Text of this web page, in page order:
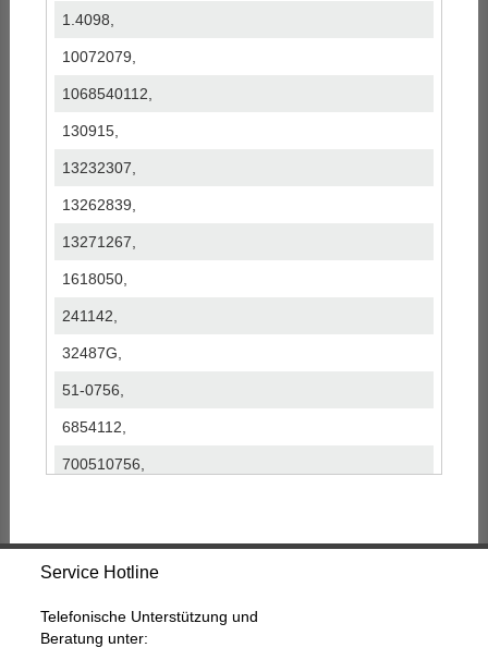
1.4098,
10072079,
1068540112,
130915,
13232307,
13262839,
13271267,
1618050,
241142,
32487G,
51-0756,
6854112,
700510756,
920.20236,
AC52206,
ACP855,
Service Hotline
Telefonische Unterstützung und
Beratung unter: